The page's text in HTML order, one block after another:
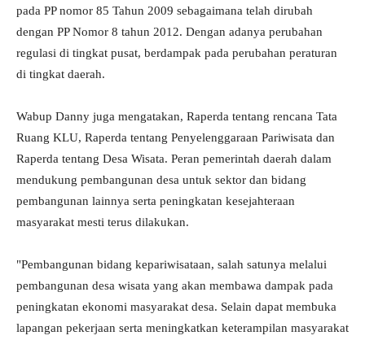
pada PP nomor 85 Tahun 2009 sebagaimana telah dirubah
dengan PP Nomor 8 tahun 2012. Dengan adanya perubahan
regulasi di tingkat pusat, berdampak pada perubahan peraturan
di tingkat daerah.
Wabup Danny juga mengatakan, Raperda tentang rencana Tata
Ruang KLU, Raperda tentang Penyelenggaraan Pariwisata dan
Raperda tentang Desa Wisata. Peran pemerintah daerah dalam
mendukung pembangunan desa untuk sektor dan bidang
pembangunan lainnya serta peningkatan kesejahteraan
masyarakat mesti terus dilakukan.
"Pembangunan bidang kepariwisataan, salah satunya melalui
pembangunan desa wisata yang akan membawa dampak pada
peningkatan ekonomi masyarakat desa. Selain dapat membuka
lapangan pekerjaan serta meningkatkan keterampilan masyarakat